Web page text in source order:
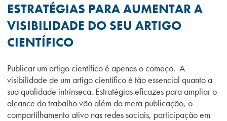
ESTRATÉGIAS PARA AUMENTAR A
VISIBILIDADE DO SEU ARTIGO
CIENTÍFICO
Publicar um artigo científico é apenas o começo. A
visibilidade de um artigo científico é tão essencial quanto a
sua qualidade intrínseca. Estratégias eficazes para ampliar o
alcance do trabalho vão além da mera publicação, o
compartilhamento ativo nas redes sociais, participação em